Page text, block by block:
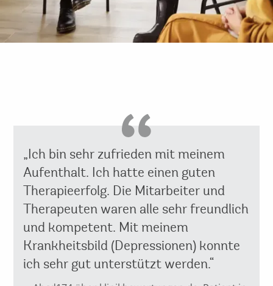
„Ich bin sehr zufrieden mit meinem
Aufenthalt. Ich hatte einen guten
Therapieerfolg. Die Mitarbeiter und
Therapeuten waren alle sehr freundlich
und kompetent. Mit meinem
Krankheitsbild (Depressionen) konnte
ich sehr gut unterstützt werden.“